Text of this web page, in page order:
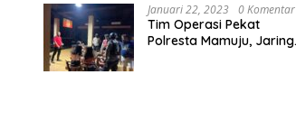
Januari 22, 2023 0 Komentar
Tim Operasi Pekat
Polresta Mamuju, Jaring